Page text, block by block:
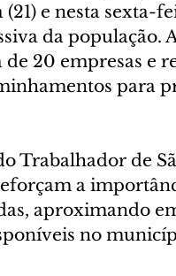
e nesta sexta-
da população.
20 empresas e
para
Trabalhador de
a
aproximando
no